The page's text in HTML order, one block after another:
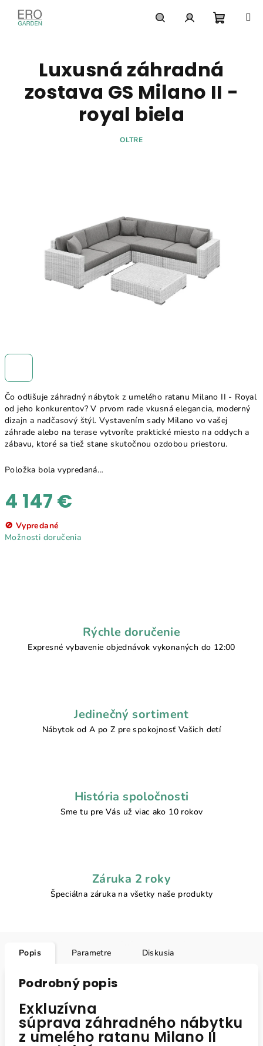
obsah
košík
Čo odlišuje záhradný nábytok z umelého ratanu Milano II - Royal
od jeho konkurentov? V prvom rade vkusná elegancia, moderný
dizajn a nadčasový štýl. Vystavením sady Milano vo vašej
záhrade alebo na terase vytvoríte praktické miesto na oddych a
zábavu, ktoré sa tiež stane skutočnou ozdobou priestoru.
Položka bola vypredaná…
4 147 €
Jednotková
cena:
🚫 Vypredané
Možnosti doručenia
Luxusná záhradná
zostava GS Milano II -
royal biela
OLTRE
Rýchle doručenie
Expresné vybavenie objednávok vykonaných do 12:00
Jedinečný sortiment
Nábytok od A po Z pre spokojnosť Vašich detí
História spoločnosti
Sme tu pre Vás už viac ako 10 rokov
Záruka 2 roky
Špeciálna záruka na všetky naše produkty
Popis Parametre Diskusia
Podrobný popis
Exkluzívna
súprava záhradného nábytku
z umelého ratanu Milano II